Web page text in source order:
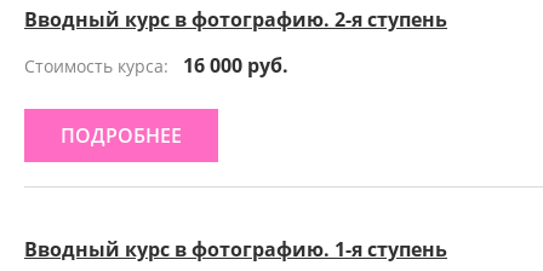
Вводный курс в фотографию. 2-я ступень
Стоимость курса: 16 000 руб.
ПОДРОБНЕЕ
Вводный курс в фотографию. 1-я ступень